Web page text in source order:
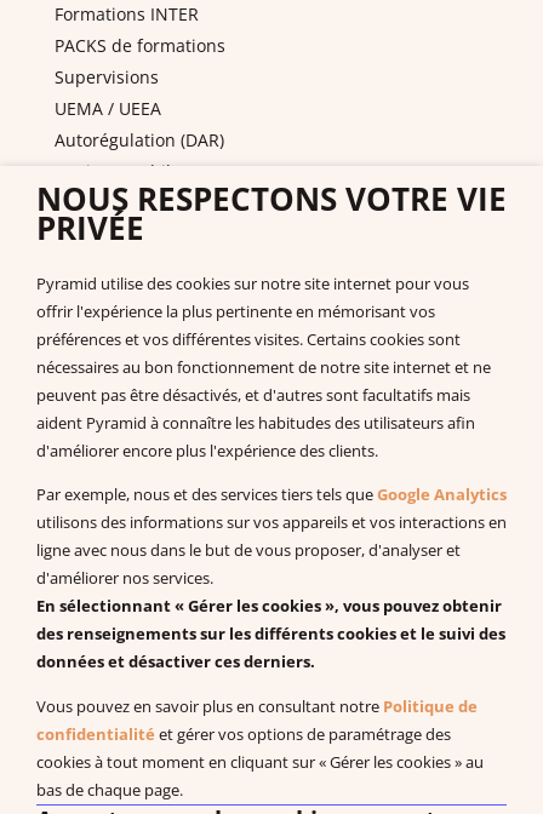
Formations INTER
PACKS de formations
Supervisions
UEMA / UEEA
Autorégulation (DAR)
Equipes mobiles / PAS
DITEP et services de l'ASE
Nous contacter
+33 175432963
support@pecs-france.fr
Numéro de déclaration : 11940926794
SIRET : 444 268 320 000 41
La documentation
Documentation à télécharger
Vidéos
Programmes PDF
Recherches et publications scientifiques
EBP : Basé sur des données probantes
Livres à télécharger (en anglais)
Système de Communication par Echange d’Image®, PECS®,
Approche Pyramidale de l’Education : ABA Fonctionnelle sont les
marques enregistrées de Pyramid Educational Consultants, LLC.
NOUS RESPECTONS VOTRE VIE
PRIVÉE
Pyramid utilise des cookies sur notre site internet pour vous
offrir l'expérience la plus pertinente en mémorisant vos
préférences et vos différentes visites. Certains cookies sont
nécessaires au bon fonctionnement de notre site internet et ne
peuvent pas être désactivés, et d'autres sont facultatifs mais
aident Pyramid à connaître les habitudes des utilisateurs afin
d'améliorer encore plus l'expérience des clients.
Par exemple, nous et des services tiers tels queGoogle Analytics
utilisons des informations sur vos appareils et vos interactions en
ligne avec nous dans le but de vous proposer, d'analyser et
d'améliorer nos services.
En sélectionnant « Gérer les cookies », vous pouvez obtenir
des renseignements sur les différents cookies et le suivi des
données et désactiver ces derniers.
Vous pouvez en savoir plus en consultant notre Politique de
confidentialité et gérer vos options de paramétrage des
cookies à tout moment en cliquant sur « Gérer les cookies » au
bas de chaque page.